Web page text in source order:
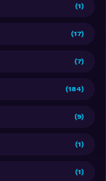
(1)
(17)
(7)
(184)
(9)
(1)
(1)